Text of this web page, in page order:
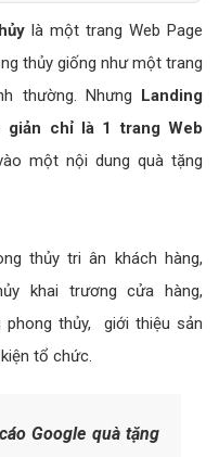
là một trang Web Page
thủy giống như một trang
thường. Nhưng Landing
giản chỉ là 1 trang Web
một nội dung quà tặng
thủy tri ân khách hàng,
khai trương cửa hàng,
phong thủy, giới thiệu sản
tổ chức.
Google quà tặng